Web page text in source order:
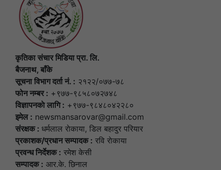
कृतिका संचार मिडिया प्रा. लि.
बैजनाथ, बाँके
सूचना विभाग दर्ता नं. : २१२२/०७७-७८
फोन नम्बर : +९७७-९८५८०७२७४८
विज्ञापनकाे लागि : +९७७-९८४८०४२२८०
इमेल : newsmansarovar@gmail.com
संरक्षक : धर्मलाल राेकाया, डिल बहादुर परियार
प्रकाशक/प्रधान सम्पादक : रवि राेकाया
प्रवन्ध निर्देशक : रमेश केसी
सम्पादक : आर.के. छिनाल